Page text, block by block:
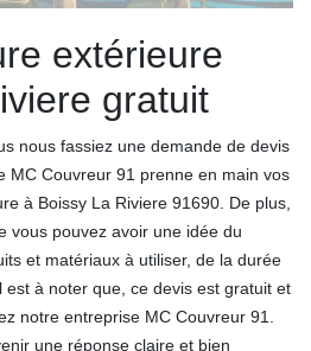
extérieure
gratuit
nous fassiez une demande de devis
MC Couvreur 91 prenne en main vos
à Boissy La Riviere 91690. De plus,
vous pouvez avoir une idée du
et matériaux à utiliser, de la durée
à noter que, ce devis est gratuit et
notre entreprise MC Couvreur 91.
une réponse claire et bien